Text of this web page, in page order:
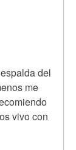
del
me
vivo con